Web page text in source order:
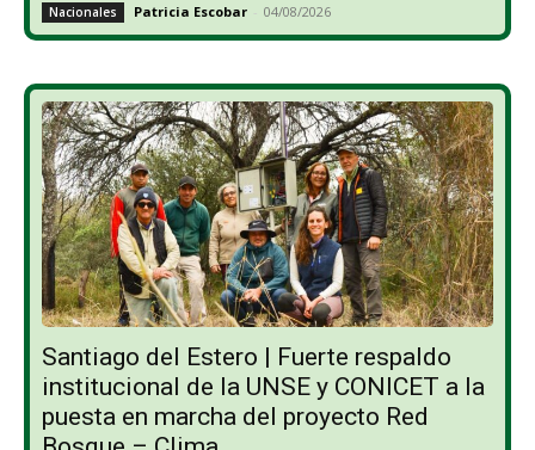
Nacionales Patricia Escobar - 04/08/2026
Santiago del Estero | Fuerte respaldo
institucional de la UNSE y CONICET a la
puesta en marcha del proyecto Red